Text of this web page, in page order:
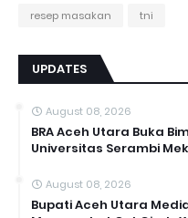
resep masakan
tni
UPDATES
August 08, 2026
BRA Aceh Utara Buka
Universitas Serambi
August 08, 2026
Bupati Aceh Utara